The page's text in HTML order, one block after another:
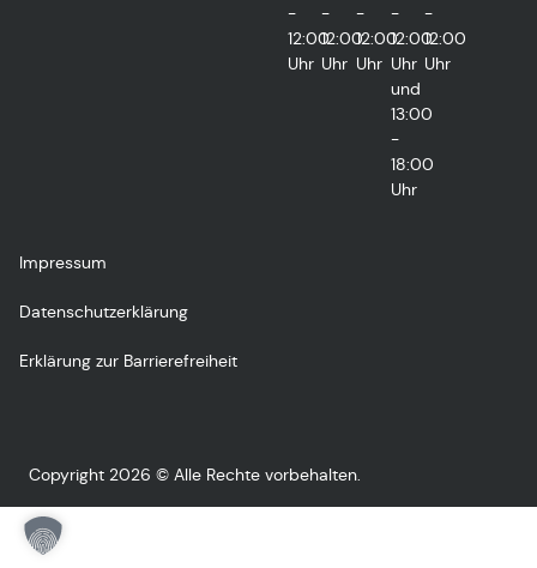
-
12:00
Uhr
-
12:00
Uhr
-
12:00
Uhr
-
12:00
Uhr
und
13:00
-
18:00
Uhr
-
12:00
Uhr
Impressum
Datenschutzerklärung
Erklärung zur Barrierefreiheit
Copyright 2026 © Alle Rechte vorbehalten.